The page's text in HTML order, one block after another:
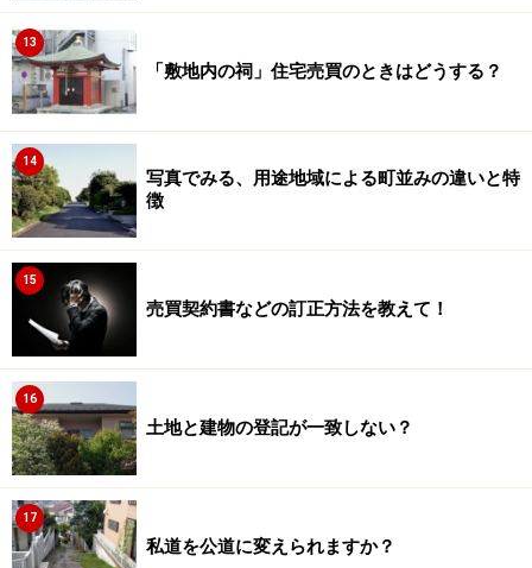
13
「敷地内の祠」住宅売買のときはどうする？
14
写真でみる、用途地域による町並みの違いと特
徴
15
売買契約書などの訂正方法を教えて！
16
土地と建物の登記が一致しない？
17
私道を公道に変えられますか？